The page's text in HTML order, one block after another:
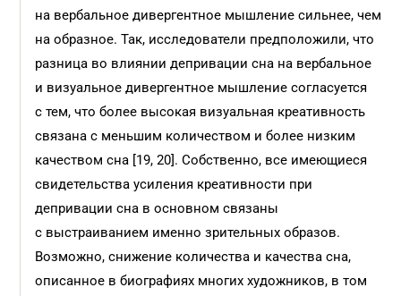
на вербальное дивергентное мышление сильнее, чем
на образное. Так, исследователи предположили, что
разница во влиянии депривации сна на вербальное
и визуальное дивергентное мышление согласуется
с тем, что более высокая визуальная креативность
связана с меньшим количеством и более низким
качеством сна [19, 20]. Собственно, все имеющиеся
свидетельства усиления креативности при
депривации сна в основном связаны
с выстраиванием именно зрительных образов.
Возможно, снижение количества и качества сна,
описанное в биографиях многих художников, в том